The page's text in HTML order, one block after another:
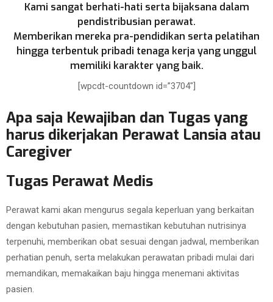
Kami sangat berhati-hati serta bijaksana dalam
pendistribusian perawat.
Memberikan mereka pra-pendidikan serta pelatihan
hingga terbentuk pribadi tenaga kerja yang unggul
memiliki karakter yang baik.
[wpcdt-countdown id=”3704″]
Apa saja Kewajiban dan Tugas yang
harus dikerjakan Perawat Lansia atau
Caregiver
Tugas Perawat Medis
Perawat kami akan mengurus segala keperluan yang berkaitan
dengan kebutuhan pasien, memastikan kebutuhan nutrisinya
terpenuhi, memberikan obat sesuai dengan jadwal, memberikan
perhatian penuh, serta melakukan perawatan pribadi mulai dari
memandikan, memakaikan baju hingga menemani aktivitas
pasien.